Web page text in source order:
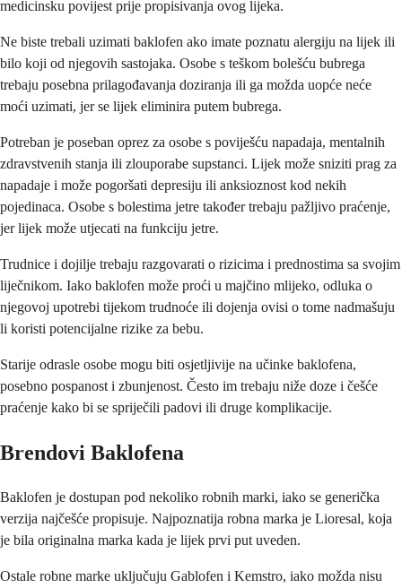
medicinsku povijest prije propisivanja ovog lijeka.
Ne biste trebali uzimati baklofen ako imate poznatu alergiju na lijek ili
bilo koji od njegovih sastojaka. Osobe s teškom bolešću bubrega
trebaju posebna prilagođavanja doziranja ili ga možda uopće neće
moći uzimati, jer se lijek eliminira putem bubrega.
Potreban je poseban oprez za osobe s poviješću napadaja, mentalnih
zdravstvenih stanja ili zlouporabe supstanci. Lijek može sniziti prag za
napadaje i može pogoršati depresiju ili anksioznost kod nekih
pojedinaca. Osobe s bolestima jetre također trebaju pažljivo praćenje,
jer lijek može utjecati na funkciju jetre.
Trudnice i dojilje trebaju razgovarati o rizicima i prednostima sa svojim
liječnikom. Iako baklofen može proći u majčino mlijeko, odluka o
njegovoj upotrebi tijekom trudnoće ili dojenja ovisi o tome nadmašuju
li koristi potencijalne rizike za bebu.
Starije odrasle osobe mogu biti osjetljivije na učinke baklofena,
posebno pospanost i zbunjenost. Često im trebaju niže doze i češće
praćenje kako bi se spriječili padovi ili druge komplikacije.
Brendovi Baklofena
Baklofen je dostupan pod nekoliko robnih marki, iako se generička
verzija najčešće propisuje. Najpoznatija robna marka je Lioresal, koja
je bila originalna marka kada je lijek prvi put uveden.
Ostale robne marke uključuju Gablofen i Kemstro, iako možda nisu